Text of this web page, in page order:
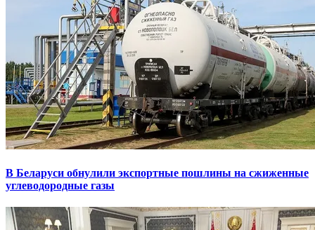
В Беларуси обнулили экспортные пошлины на сжиженные
углеводородные газы